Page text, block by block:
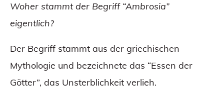
Woher stammt der Begriff “Ambrosia”
eigentlich?
Der Begriff stammt aus der griechischen
Mythologie und bezeichnete das “Essen der
Götter”, das Unsterblichkeit verlieh.